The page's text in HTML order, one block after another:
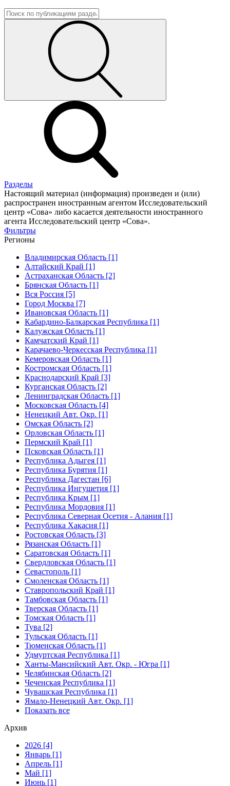
Разделы
Настоящий материал (информация) произведен и (или)
распространен иностранным агентом Исследовательский
центр «Сова» либо касается деятельности иностранного
агента Исследовательский центр «Сова».
Фильтры
Регионы
Владимирская Область [1]
Алтайский Край [1]
Астраханская Область [2]
Брянская Область [1]
Вся Россия [5]
Город Москва [7]
Ивановская Область [1]
Кабардино-Балкарская Республика [1]
Калужская Область [1]
Камчатский Край [1]
Карачаево-Черкесская Республика [1]
Кемеровская Область [1]
Костромская Область [1]
Краснодарский Край [3]
Курганская Область [2]
Ленинградская Область [1]
Московская Область [4]
Ненецкий Авт. Окр. [1]
Омская Область [2]
Орловская Область [1]
Пермский Край [1]
Псковская Область [1]
Республика Адыгея [1]
Республика Бурятия [1]
Республика Дагестан [6]
Республика Ингушетия [1]
Республика Крым [1]
Республика Мордовия [1]
Республика Северная Осетия - Алания [1]
Республика Хакасия [1]
Ростовская Область [3]
Рязанская Область [1]
Саратовская Область [1]
Свердловская Область [1]
Севастополь [1]
Смоленская Область [1]
Ставропольский Край [1]
Тамбовская Область [1]
Тверская Область [1]
Томская Область [1]
Тува [2]
Тульская Область [1]
Тюменская Область [1]
Удмуртская Республика [1]
Ханты-Мансийский Авт. Окр. - Югра [1]
Челябинская Область [2]
Чеченская Республика [1]
Чувашская Республика [1]
Ямало-Ненецкий Авт. Окр. [1]
Показать все
Архив
2026 [4]
Январь [1]
Апрель [1]
Май [1]
Июнь [1]